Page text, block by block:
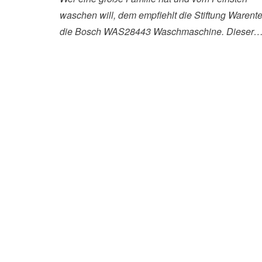
waschen will, dem empfiehlt die Stiftung
die Bosch WAS28443 Waschmaschine.